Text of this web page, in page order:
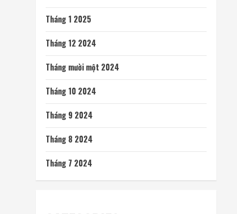
Tháng 1 2025
Tháng 12 2024
Tháng mười một 2024
Tháng 10 2024
Tháng 9 2024
Tháng 8 2024
Tháng 7 2024